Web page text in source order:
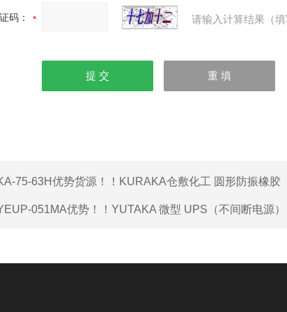
码： 请输入计算结果（
75-63H优势货源！！KURAKA仓敷化工 圆形防振橡胶
051MA优势！！YUTAKA 微型 UPS（不间断电源）